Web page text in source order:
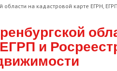
на кадастровой карте ЕГРН,
и